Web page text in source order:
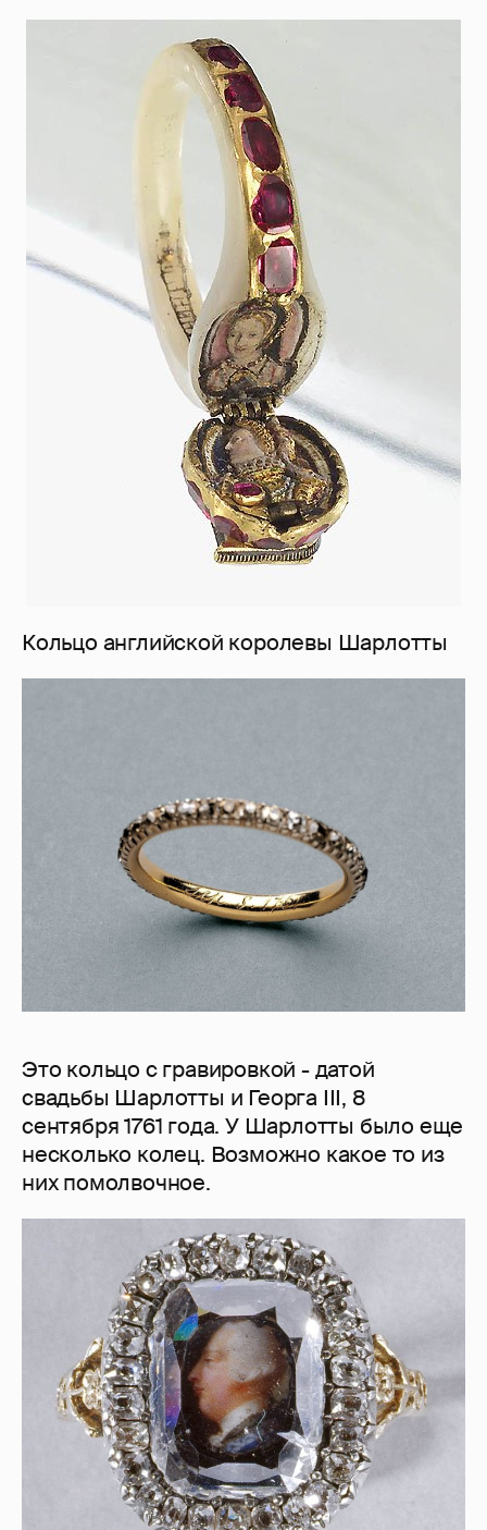
Кольцо английской королевы Шарлотты
Это кольцо с гравировкой - датой
свадьбы Шарлотты и Георга ІІІ, 8
сентября 1761 года. У Шарлотты было еще
несколько колец. Возможно какое то из
них помолвочное.